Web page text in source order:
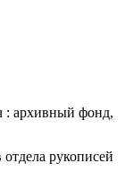
: архивный фонд,
рукописей